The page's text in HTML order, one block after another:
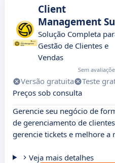
Client
Management
Solução Completa
Gestão de Clientes e
Vendas
Sem
Versão gratuita Teste
Preços sob consulta
Gerencie seu negócio de
de gerenciamento de
gerencie tickets e melhore a
Veja mais detalhes